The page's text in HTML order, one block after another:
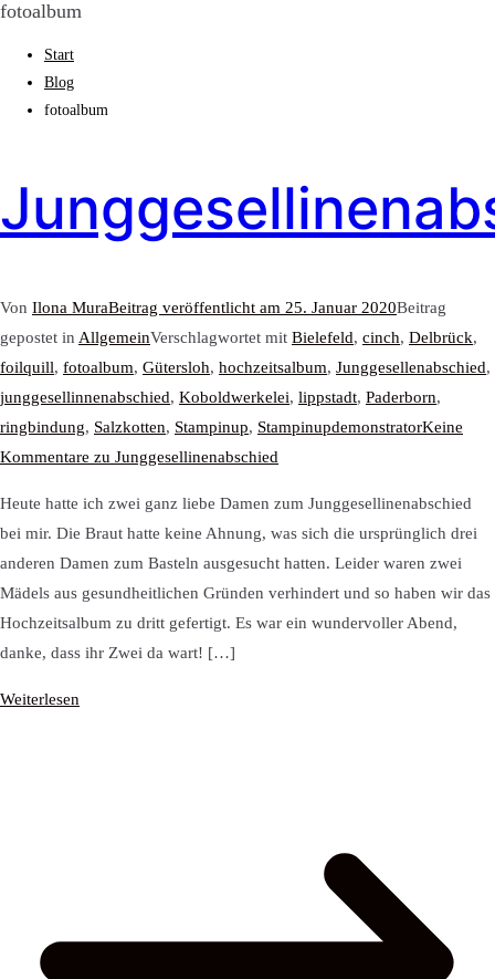
fotoalbum
Start
Blog
fotoalbum
Von Ilona MuraBeitrag veröffentlicht am 25. Januar 2020Beitrag
gepostet in AllgemeinVerschlagwortet mit Bielefeld, cinch, Delbrück,
foilquill, fotoalbum, Gütersloh, hochzeitsalbum, Junggesellenabschied,
junggesellinnenabschied, Koboldwerkelei, lippstadt, Paderborn,
ringbindung, Salzkotten, Stampinup, StampinupdemonstratorKeine
Kommentare zu Junggesellinenabschied
Heute hatte ich zwei ganz liebe Damen zum Junggesellinenabschied
bei mir. Die Braut hatte keine Ahnung, was sich die ursprünglich drei
anderen Damen zum Basteln ausgesucht hatten. Leider waren zwei
Mädels aus gesundheitlichen Gründen verhindert und so haben wir das
Hochzeitsalbum zu dritt gefertigt. Es war ein wundervoller Abend,
danke, dass ihr Zwei da wart! […]
Weiterlesen